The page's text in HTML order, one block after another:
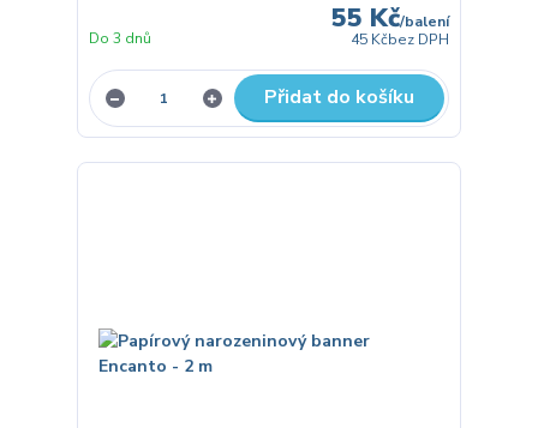
55 Kč/balení
45 Kčbez DPH
Do 3 dnů
Přidat do košíku